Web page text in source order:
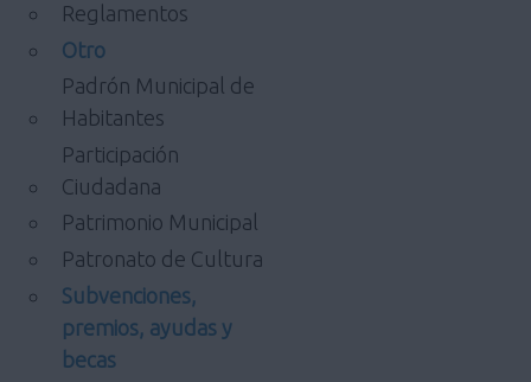
Reglamentos
Otro
Padrón Municipal de
Habitantes
Participación
Ciudadana
Patrimonio Municipal
Patronato de Cultura
Subvenciones,
premios, ayudas y
becas